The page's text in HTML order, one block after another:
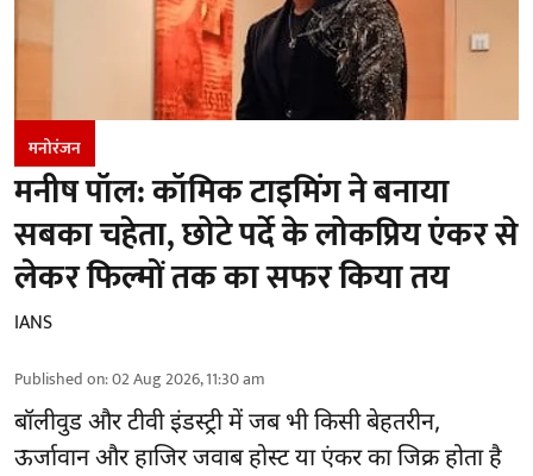
मनोरंजन
मनीष पॉल: कॉमिक टाइमिंग ने बनाया
सबका चहेता, छोटे पर्दे के लोकप्रिय एंकर से
लेकर फिल्मों तक का सफर किया तय
IANS
Published on:02 Aug 2026, 11:30 am
बॉलीवुड और टीवी इंडस्ट्री में जब भी किसी बेहतरीन,
ऊर्जावान और हाजिर जवाब होस्ट या एंकर का जिक्र होता है